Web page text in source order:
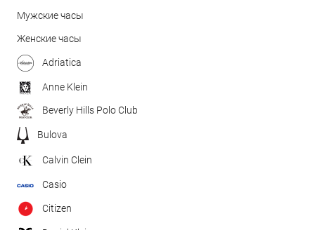
Мужские часы
Женские часы
Adriatica
Anne Klein
Beverly Hills Polo Club
Bulova
Calvin Clein
Casio
Citizen